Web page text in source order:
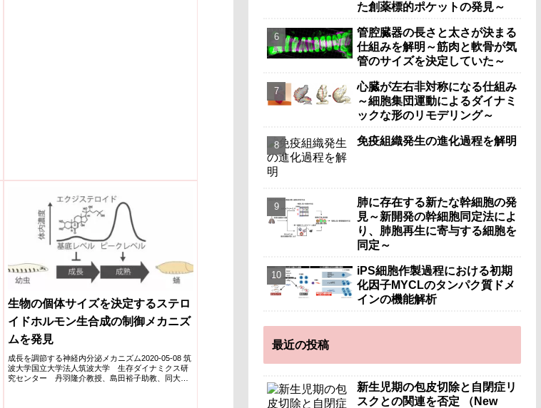
生物の個体サイズを決定するステロ
イドホルモン生合成の制御メカニズ
ムを発見
成長を調節する神経内分泌メカニズム2020-05-08 筑
波大学国立大学法人筑波大学 生存ダイナミクス研
究センター 丹羽隆介教授、島田裕子助教、同大学
た創薬標的ポケットの発見～
管腔臓器の長さと太さが決まる
仕組みを解明～筋肉と軟骨が気
管のサイズを決定していた～
心臓が左右非対称になる仕組み
～細胞集団運動によるダイナミ
ックな形のリモデリング～
免疫組織発生の進化過程を解明
肺に存在する新たな幹細胞の発
見～新開発の幹細胞同定法によ
り、肺胞再生に寄与する細胞を
同定～
iPS細胞作製過程における初期
化因子MYCLのタンパク質ドメ
インの機能解析
最近の投稿
新生児期の包皮切除と自閉症リ
スクとの関連を否定 （New